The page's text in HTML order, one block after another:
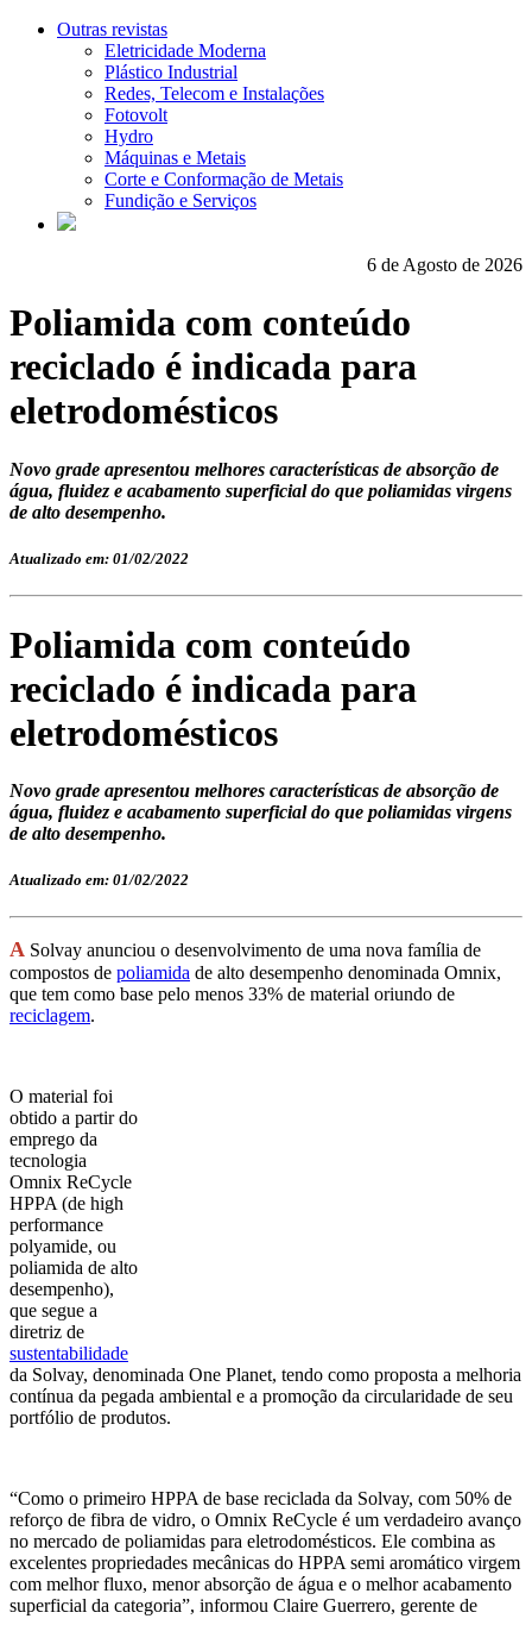
Outras revistas
Eletricidade Moderna
Plástico Industrial
Redes, Telecom e Instalações
Fotovolt
Hydro
Máquinas e Metais
Corte e Conformação de Metais
Fundição e Serviços
6 de Agosto de 2026
Poliamida com conteúdo
reciclado é indicada para
eletrodomésticos
Novo grade apresentou melhores características de absorção de
água, fluidez e acabamento superficial do que poliamidas virgens
de alto desempenho.
Atualizado em: 01/02/2022
Poliamida com conteúdo
reciclado é indicada para
eletrodomésticos
Novo grade apresentou melhores características de absorção de
água, fluidez e acabamento superficial do que poliamidas virgens
de alto desempenho.
Atualizado em: 01/02/2022
A Solvay anunciou o desenvolvimento de uma nova família de
compostos de poliamida de alto desempenho denominada Omnix,
que tem como base pelo menos 33% de material oriundo de
reciclagem.
O material foi
obtido a partir do
emprego da
tecnologia
Omnix ReCycle
HPPA (de high
performance
polyamide, ou
poliamida de alto
desempenho),
que segue a
diretriz de
sustentabilidade
da Solvay, denominada One Planet, tendo como proposta a melhoria
contínua da pegada ambiental e a promoção da circularidade de seu
portfólio de produtos.
“Como o primeiro HPPA de base reciclada da Solvay, com 50% de
reforço de fibra de vidro, o Omnix ReCycle é um verdadeiro avanço
no mercado de poliamidas para eletrodomésticos. Ele combina as
excelentes propriedades mecânicas do HPPA semi aromático virgem
com melhor fluxo, menor absorção de água e o melhor acabamento
superficial da categoria”, informou Claire Guerrero, gerente de